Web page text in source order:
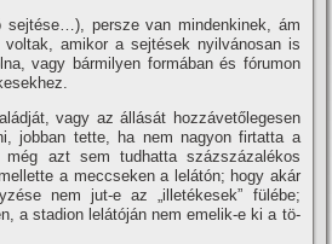
sejté­se…), persze van mindenkinek, ám
ami­kor a sejtések nyilvánosan is
vagy bármi­lyen formában és fórumon
vagy az állását hozzávetőlegesen
jobban tet­te, ha nem nagyon firtatta a
azt sem tudhat­ta százszázalékos
a meccseken a lelátón; hogy akár
nem jut-e az „illetékesek” fülé­be;
a sta­dion lelátóján nem emelik-e ki a tö­